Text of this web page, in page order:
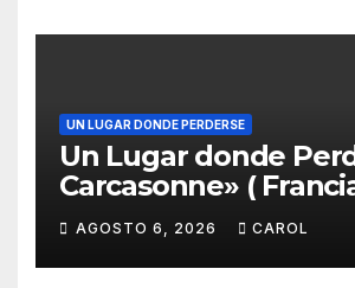
UN LUGAR DONDE PERDERSE
Un Lugar donde
Carcasonne» (
AGOSTO 6, 2026 CAROL